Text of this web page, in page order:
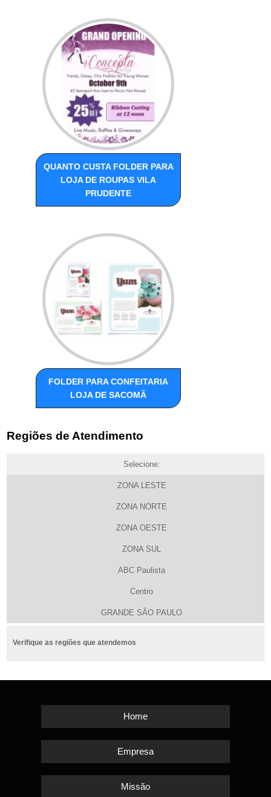
QUANTO CUSTA FOLDER PARA
LOJA DE ROUPAS VILA
PRUDENTE
FOLDER PARA CONFEITARIA
LOJA DE SACOMÃ
Regiões de Atendimento
Selecione:
ZONA LESTE
ZONA NORTE
ZONA OESTE
ZONA SUL
ABC Paulista
Centro
GRANDE SÃO PAULO
Verifique as regiões que atendemos
Home
Empresa
Missão